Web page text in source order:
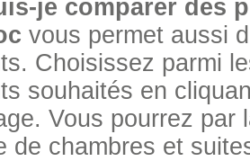
je comparer des
vous permet aussi
Choisissez parmi
souhaités en
Vous pourrez
de chambres et